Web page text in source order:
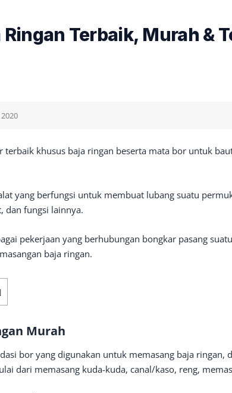
Ringan Terbaik, Murah &
terbaik khusus baja ringan beserta mata bor untuk
yang berfungsi untuk membuat lubang suatu
dan fungsi lainnya.
pekerjaan yang berhubungan bongkar pasang
baja ringan.
Murah
bor yang digunakan untuk memasang baja ringan,
dari memasang kuda-kuda, canal/kaso, reng,